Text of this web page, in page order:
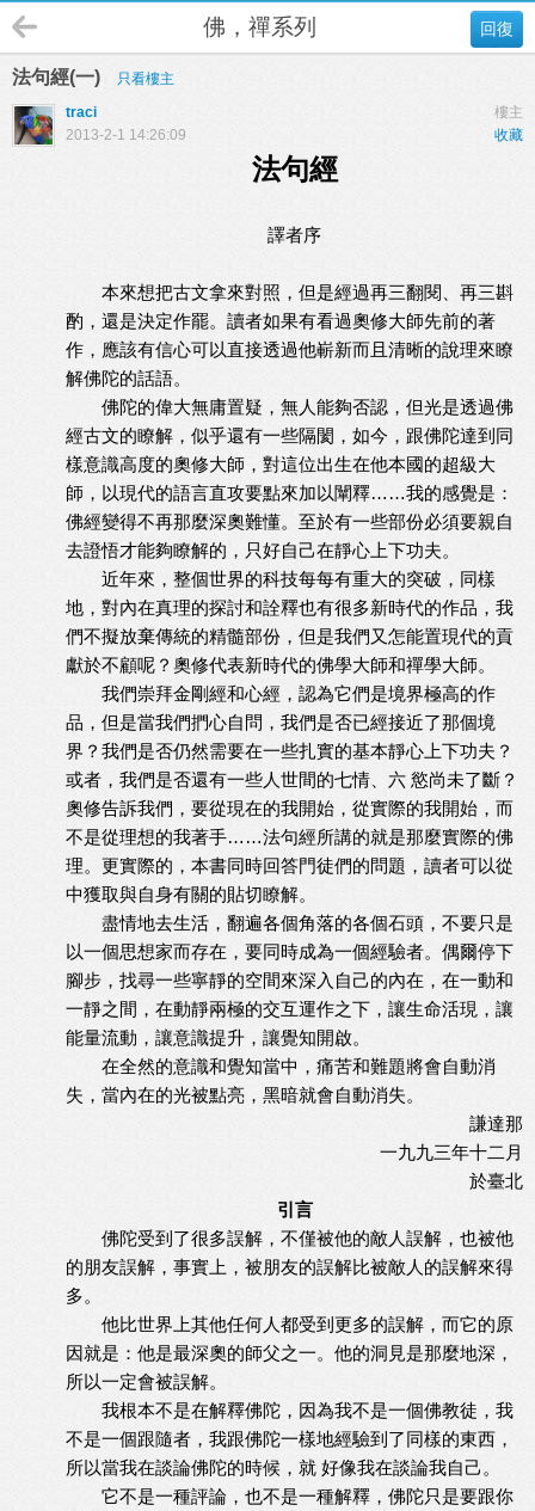
回復
佛，禪系列
法句經(一)
只看樓主
樓主
traci
收藏
2013-2-1 14:26:09
法句經
譯者序
本來想把古文拿來對照，但是經過再三翻閱、再三斟
酌，還是決定作罷。讀者如果有看過奧修大師先前的著
作，應該有信心可以直接透過他嶄新而且清晰的說理來瞭
解佛陀的話語。
佛陀的偉大無庸置疑，無人能夠否認，但光是透過佛
經古文的瞭解，似乎還有一些隔閡，如今，跟佛陀達到同
樣意識高度的奧修大師，對這位出生在他本國的超級大
師，以現代的語言直攻要點來加以闡釋……我的感覺是：
佛經變得不再那麼深奧難懂。至於有一些部份必須要親自
去證悟才能夠瞭解的，只好自己在靜心上下功夫。
近年來，整個世界的科技每每有重大的突破，同樣
地，對內在真理的探討和詮釋也有很多新時代的作品，我
們不擬放棄傳統的精髓部份，但是我們又怎能置現代的貢
獻於不顧呢？奧修代表新時代的佛學大師和禪學大師。
我們崇拜金剛經和心經，認為它們是境界極高的作
品，但是當我們捫心自問，我們是否已經接近了那個境
界？我們是否仍然需要在一些扎實的基本靜心上下功夫？
或者，我們是否還有一些人世間的七情、六 慾尚未了斷？
奧修告訴我們，要從現在的我開始，從實際的我開始，而
不是從理想的我著手……法句經所講的就是那麼實際的佛
理。更實際的，本書同時回答門徒們的問題，讀者可以從
中獲取與自身有關的貼切瞭解。
盡情地去生活，翻遍各個角落的各個石頭，不要只是
以一個思想家而存在，要同時成為一個經驗者。偶爾停下
腳步，找尋一些寧靜的空間來深入自己的內在，在一動和
一靜之間，在動靜兩極的交互運作之下，讓生命活現，讓
能量流動，讓意識提升，讓覺知開啟。
在全然的意識和覺知當中，痛苦和難題將會自動消
失，當內在的光被點亮，黑暗就會自動消失。
謙達那
一九九三年十二月
於臺北
引言
佛陀受到了很多誤解，不僅被他的敵人誤解，也被他
的朋友誤解，事實上，被朋友的誤解比被敵人的誤解來得
多。
他比世界上其他任何人都受到更多的誤解，而它的原
因就是：他是最深奧的師父之一。他的洞見是那麼地深，
所以一定會被誤解。
我根本不是在解釋佛陀，因為我不是一個佛教徒，我
不是一個跟隨者，我跟佛陀一樣地經驗到了同樣的東西，
所以當我在談論佛陀的時候，就 好像我在談論我自己。
它不是一種評論，也不是一種解釋，佛陀只是要跟你